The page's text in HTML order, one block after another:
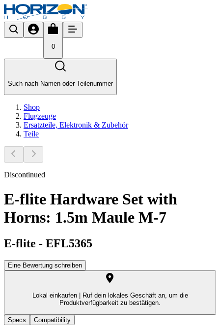
0
Such nach Namen oder Teilenummer
Shop
Flugzeuge
Ersatzteile, Elektronik & Zubehör
Teile
Discontinued
E-flite Hardware Set with
Horns: 1.5m Maule M-7
E-flite - EFL5365
Eine Bewertung schreiben
Lokal einkaufen |
Ruf dein lokales Geschäft an, um die
Produktverfügbarkeit zu bestätigen.
Specs Compatibility